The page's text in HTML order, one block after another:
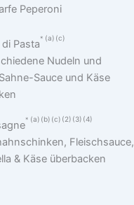
Peperoni
di Pasta
a c
Nudeln und
Sauce und Käse
a b c 2 3 4
Fleischsauce,
& Käse überbacken